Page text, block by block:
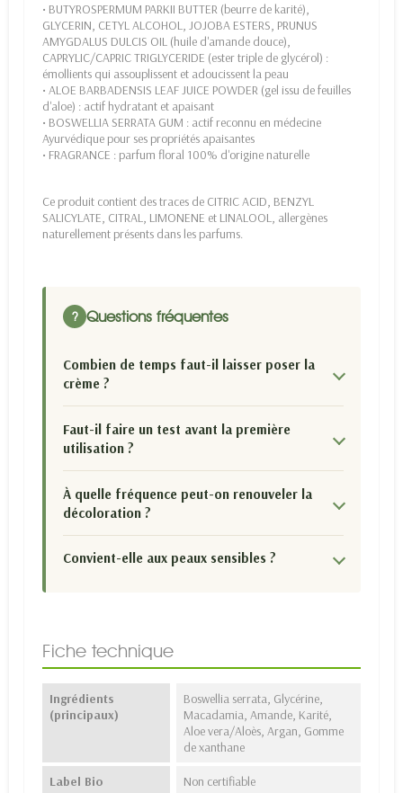
• BUTYROSPERMUM PARKII BUTTER (beurre de karité),
GLYCERIN, CETYL ALCOHOL, JOJOBA ESTERS, PRUNUS
AMYGDALUS DULCIS OIL (huile d'amande douce),
CAPRYLIC/CAPRIC TRIGLYCERIDE (ester triple de glycérol) :
émollients qui assouplissent et adoucissent la peau
• ALOE BARBADENSIS LEAF JUICE POWDER (gel issu de feuilles
d'aloe) : actif hydratant et apaisant
• BOSWELLIA SERRATA GUM : actif reconnu en médecine
Ayurvédique pour ses propriétés apaisantes
• FRAGRANCE : parfum floral 100% d'origine naturelle
Ce produit contient des traces de CITRIC ACID, BENZYL
SALICYLATE, CITRAL, LIMONENE et LINALOOL, allergènes
naturellement présents dans les parfums.
? Questions fréquentes
Combien de temps faut-il laisser poser la
crème ?
Faut-il faire un test avant la première
utilisation ?
À quelle fréquence peut-on renouveler la
décoloration ?
Convient-elle aux peaux sensibles ?
Fiche technique
Ingrédients
(principaux)
Boswellia serrata, Glycérine,
Macadamia, Amande, Karité,
Aloe vera/Aloès, Argan, Gomme
de xanthane
Label Bio Non certifiable